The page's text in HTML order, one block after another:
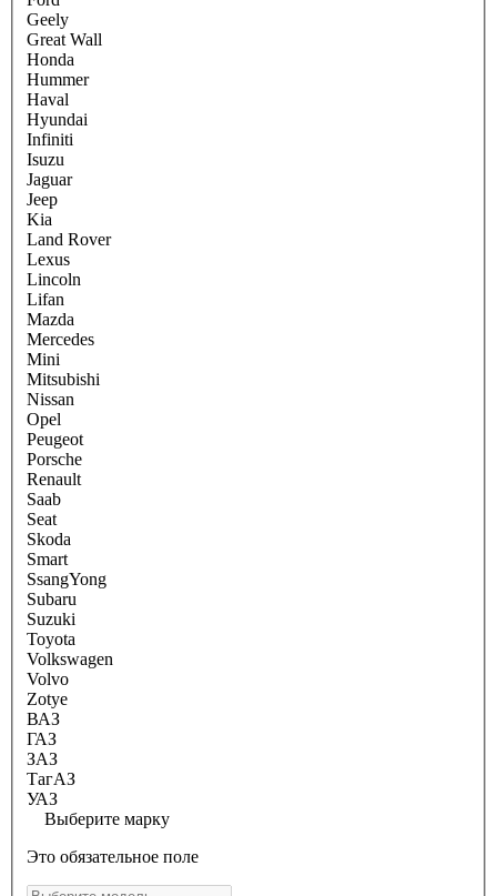
Geely
Great Wall
Honda
Hummer
Haval
Hyundai
Infiniti
Isuzu
Jaguar
Jeep
Kia
Land Rover
Lexus
Lincoln
Lifan
Mazda
Mercedes
Mini
Mitsubishi
Nissan
Opel
Peugeot
Porsche
Renault
Saab
Seat
Skoda
Smart
SsangYong
Subaru
Suzuki
Toyota
Volkswagen
Volvo
Zotye
ВАЗ
ГАЗ
ЗАЗ
ТагАЗ
УАЗ
Выберите марку
Это обязательное поле